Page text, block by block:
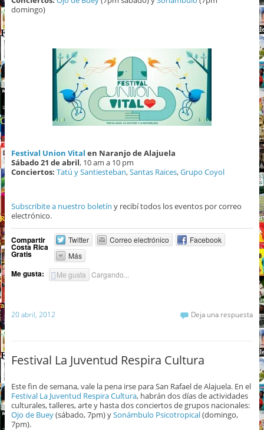
domingo)
Festival Union Vital en Naranjo de Alajuela
Sábado 21 de abril, 10 am a 10 pm
Conciertos: Tatú y Santiesteban,Santas Raices,Grupo Coyol
Subscribite a nuestro boletín y recibí todos los eventos por correo
electrónico.
Compartir
Costa Rica
Gratis
Twitter Correo electrónico
Facebook
Más
Me gusta: Me gusta Cargando...
20 abril, 2012 Deja una respuesta
Festival La Juventud Respira Cultura
Este fin de semana, vale la pena irse para San Rafael de Alajuela. En el
Festival La Juventud Respira Cultura, habrán dos días de actividades
culturales, talleres, arte y hasta dos conciertos de grupos nacionales:
Ojo de Buey(sábado, 7pm) ySonámbulo Psicotropical(domingo,
7pm).